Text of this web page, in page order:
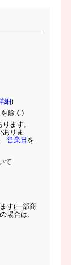
細)
除く)
ます。
りま
営業日を
て
す(一部商
場合は、